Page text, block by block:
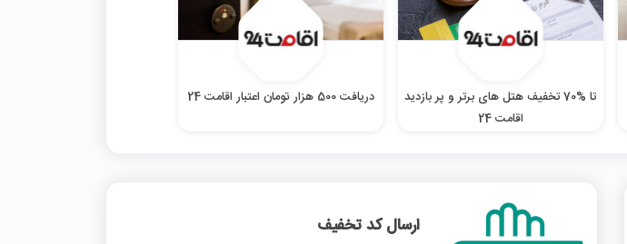
تا %70 تخفیف هتل‌ های برتر و پر بازدید
اقامت 24
دریافت 500 هزار تومان اعتبار اقامت 24
ارسال کد تخفیف